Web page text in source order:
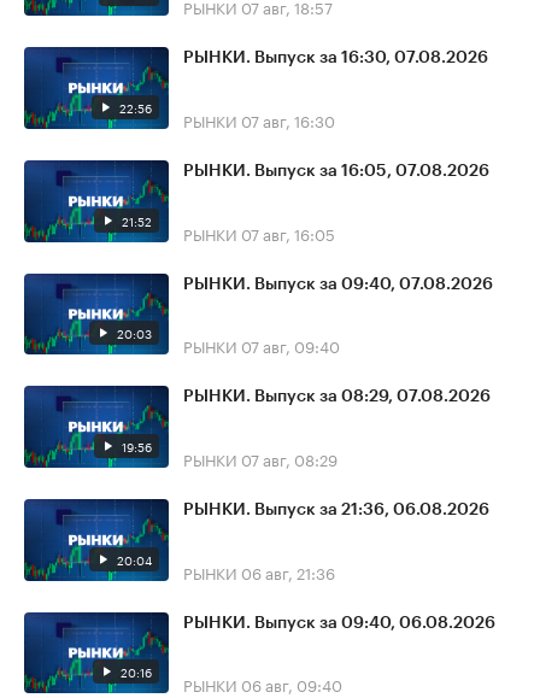
РЫНКИ 07 авг, 18:57
22:56
РЫНКИ. Выпуск за 16:30, 07.08.2026
РЫНКИ 07 авг, 16:30
21:52
РЫНКИ. Выпуск за 16:05, 07.08.2026
РЫНКИ 07 авг, 16:05
20:03
РЫНКИ. Выпуск за 09:40, 07.08.2026
РЫНКИ 07 авг, 09:40
19:56
РЫНКИ. Выпуск за 08:29, 07.08.2026
РЫНКИ 07 авг, 08:29
20:04
РЫНКИ. Выпуск за 21:36, 06.08.2026
РЫНКИ 06 авг, 21:36
20:16
РЫНКИ. Выпуск за 09:40, 06.08.2026
РЫНКИ 06 авг, 09:40